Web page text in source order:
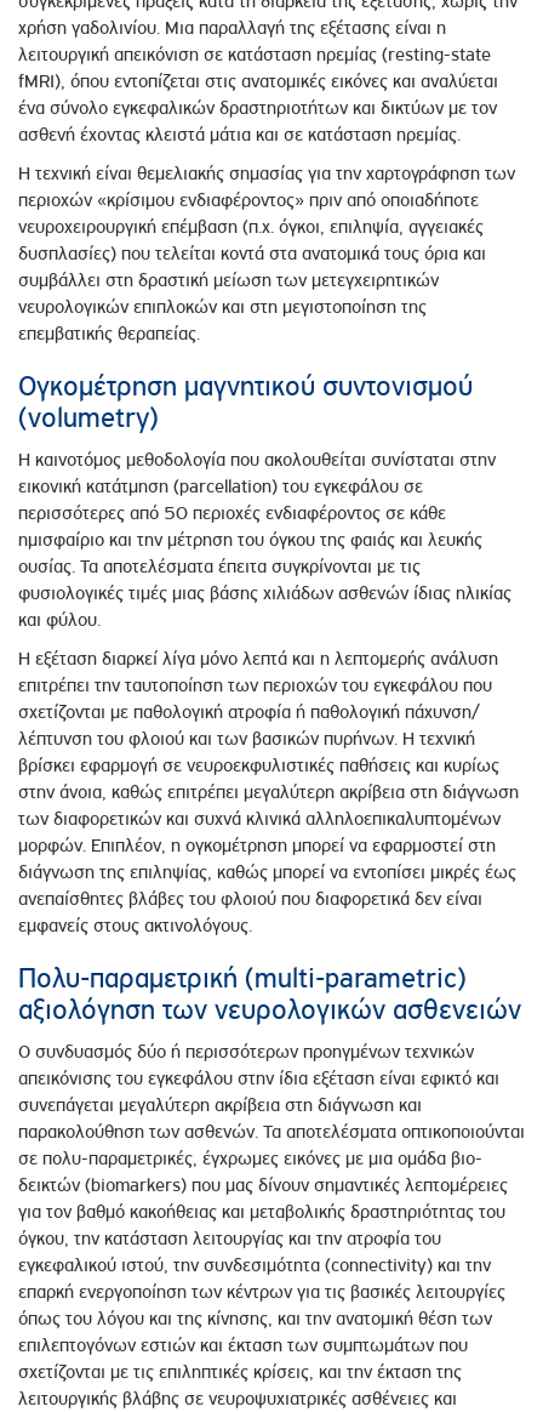
χρήση γαδολινίου. Μια παραλλαγή της εξέτασης είναι η
λειτουργική απεικόνιση σε κατάσταση ηρεμίας (resting-state
fMRI), όπου εντοπίζεται στις ανατομικές εικόνες και αναλύεται
ένα σύνολο εγκεφαλικών δραστηριοτήτων και δικτύων με τον
ασθενή έχοντας κλειστά μάτια και σε κατάσταση ηρεμίας.
Η τεχνική είναι θεμελιακής σημασίας για την χαρτογράφηση των
περιοχών «κρίσιμου ενδιαφέροντος» πριν από οποιαδήποτε
νευροχειρουργική επέμβαση (π.χ. όγκοι, επιληψία, αγγειακές
δυσπλασίες) που τελείται κοντά στα ανατομικά τους όρια και
συμβάλλει στη δραστική μείωση των μετεγχειρητικών
νευρολογικών επιπλοκών και στη μεγιστοποίηση της
επεμβατικής θεραπείας.
Ογκομέτρηση μαγνητικού συντονισμού
(volumetry)
Η καινοτόμος μεθοδολογία που ακολουθείται συνίσταται στην
εικονική κατάτμηση (parcellation) του εγκεφάλου σε
περισσότερες από 50 περιοχές ενδιαφέροντος σε κάθε
ημισφαίριο και την μέτρηση του όγκου της φαιάς και λευκής
ουσίας. Τα αποτελέσματα έπειτα συγκρίνονται με τις
φυσιολογικές τιμές μιας βάσης χιλιάδων ασθενών ίδιας ηλικίας
και φύλου.
Η εξέταση διαρκεί λίγα μόνο λεπτά και η λεπτομερής ανάλυση
επιτρέπει την ταυτοποίηση των περιοχών του εγκεφάλου που
σχετίζονται με παθολογική ατροφία ή παθολογική πάχυνση/
λέπτυνση του φλοιού και των βασικών πυρήνων. Η τεχνική
βρίσκει εφαρμογή σε νευροεκφυλιστικές παθήσεις και κυρίως
στην άνοια, καθώς επιτρέπει μεγαλύτερη ακρίβεια στη διάγνωση
των διαφορετικών και συχνά κλινικά αλληλοεπικαλυπτομένων
μορφών. Επιπλέον, η ογκομέτρηση μπορεί να εφαρμοστεί στη
διάγνωση της επιληψίας, καθώς μπορεί να εντοπίσει μικρές έως
ανεπαίσθητες βλάβες του φλοιού που διαφορετικά δεν είναι
εμφανείς στους ακτινολόγους.
Πολυ-παραμετρική (multi-parametric)
αξιολόγηση των νευρολογικών ασθενειών
Ο συνδυασμός δύο ή περισσότερων προηγμένων τεχνικών
απεικόνισης του εγκεφάλου στην ίδια εξέταση είναι εφικτό και
συνεπάγεται μεγαλύτερη ακρίβεια στη διάγνωση και
παρακολούθηση των ασθενών. Τα αποτελέσματα οπτικοποιούνται
σε πολυ-παραμετρικές, έγχρωμες εικόνες με μια ομάδα βιο-
δεικτών (biomarkers) που μας δίνουν σημαντικές λεπτομέρειες
για τον βαθμό κακοήθειας και μεταβολικής δραστηριότητας του
όγκου, την κατάσταση λειτουργίας και την ατροφία του
εγκεφαλικού ιστού, την συνδεσιμότητα (connectivity) και την
επαρκή ενεργοποίηση των κέντρων για τις βασικές λειτουργίες
όπως του λόγου και της κίνησης, και την ανατομική θέση των
επιλεπτογόνων εστιών και έκταση των συμπτωμάτων που
σχετίζονται με τις επιληπτικές κρίσεις, και την έκταση της
λειτουργικής βλάβης σε νευροψυχιατρικές ασθένειες και